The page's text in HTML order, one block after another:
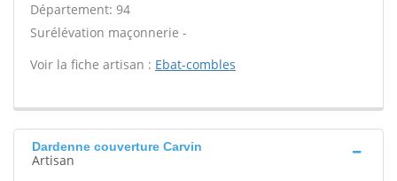
Département: 94
Surélévation maçonnerie -
Voir la fiche artisan : Ebat-combles
Dardenne couverture Carvin
Artisan